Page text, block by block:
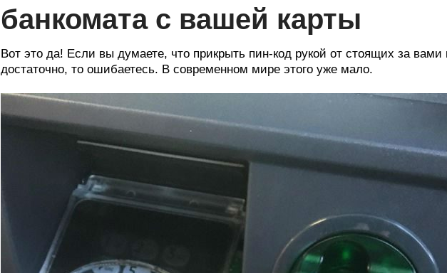
банкомата с вашей карты
Bот это да! Если вы думаете, что прикрыть пин-код рукой от стоящих за
достаточно, то ошибаетесь. В современном мире этого уже мало.